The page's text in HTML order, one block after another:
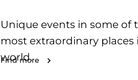
Unique events in some of
most extraordinary places
world.
Find more